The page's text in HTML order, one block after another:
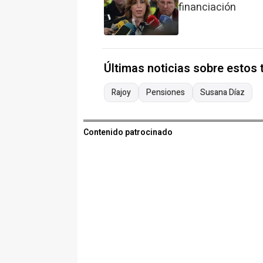
financiación
Últimas noticias sobre estos
Rajoy Pensiones Susana Díaz
Contenido patrocinado